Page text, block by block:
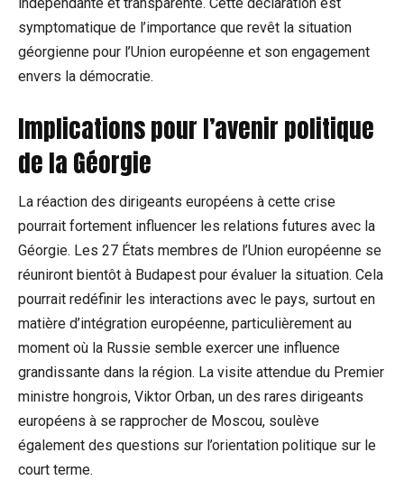
symptomatique de l’importance que revêt la situation
géorgienne pour l’Union européenne et son engagement
envers la démocratie.
Implications pour l’avenir politique
de la Géorgie
La réaction des dirigeants européens à cette crise
pourrait fortement influencer les relations futures avec la
Géorgie. Les 27 États membres de l’Union européenne se
réuniront bientôt à Budapest pour évaluer la situation. Cela
pourrait redéfinir les interactions avec le pays, surtout en
matière d’intégration européenne, particulièrement au
moment où la Russie semble exercer une influence
grandissante dans la région. La visite attendue du Premier
ministre hongrois, Viktor Orban, un des rares dirigeants
européens à se rapprocher de Moscou, soulève
également des questions sur l’orientation politique sur le
court terme.